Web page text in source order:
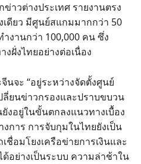
ระเทศ รายงานตรง
เดียว มีศูนย์สแกมมากกว่า 50
งานกว่า 100,000 คน ซึ่ง
ฝั่งไทยอย่างต่อเนื่อง
ยู่ระหว่างจัดตั้งศูนย์
ลี่ยนข่าวกรองและปราบขบวน
งอยู่ในขั้นตกลงแนวทางเบื้อง
การ การจับกุมในไทยยังเป็น
อมโยงเครือข่ายการเงินและ
อย่างเป็นระบบ ความล่าช้าใน